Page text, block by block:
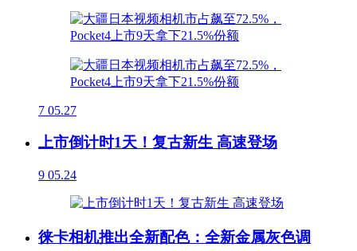
7 05.27
上市倒计时1天！复古新生 高速登场
9 05.24
徕卡相机推出全新配色：全新金属灰色调